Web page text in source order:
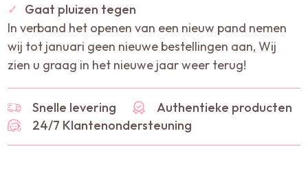
✓
Gaat pluizen tegen
In verband het openen van een nieuw pand nemen
wij tot januari geen nieuwe bestellingen aan, Wij
zien u graag in het nieuwe jaar weer terug!
Snelle levering
Authentieke producten
24/7 Klantenondersteuning